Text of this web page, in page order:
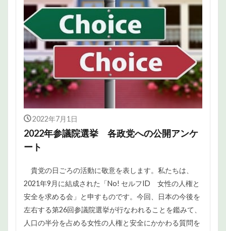
2022年7月1日
2022年参議院選挙 各政党への公開アンケ
ート
貴党の日ごろの活動に敬意を表します。私たちは、
2021年9月に結成された「No! セルフID 女性の人権と
安全を求める会」と申すものです。今回、日本の今後を
左右する第26回参議院選挙が行なわれることを鑑みて、
人口の半分を占める女性の人権と安全にかかわる質問を